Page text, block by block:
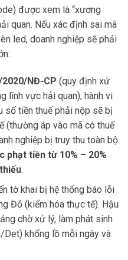
được xem là “xương
quan. Nếu xác định sai mã
led, doanh nghiệp sẽ phải
NĐ-CP (quy định xử
lĩnh vực hải quan), hành vi
số tiền thuế phải nộp sẽ bị
(thường áp vào mã có thuế
nghiệp bị truy thu toàn bộ
phạt tiền từ 10% – 20%
.
tờ khai bị hệ thống báo lỗi
Đỏ (kiểm hóa thực tế). Hậu
chờ xử lý, làm phát sinh
khổng lồ mỗi ngày và